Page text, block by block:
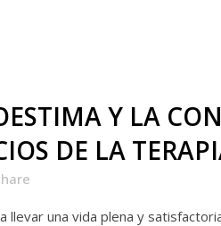
Y LA
DE LA
una vida plena y